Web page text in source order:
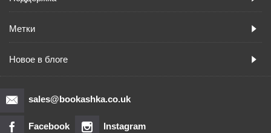
Метки
Новое в блоге
sales@bookashka.co.uk
Facebook Instagram